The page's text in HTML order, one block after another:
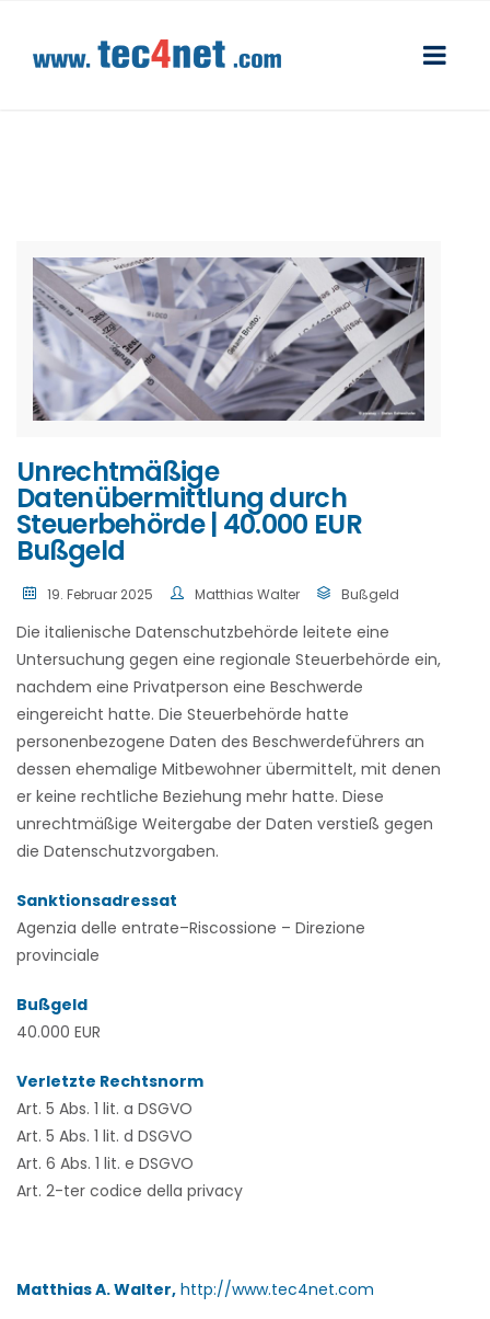
Unrechtmäßige
Datenübermittlung durch
Steuerbehörde | 40.000 EUR
Bußgeld
19. Februar 2025 Matthias Walter Bußgeld
Die italienische Datenschutzbehörde leitete eine
Untersuchung gegen eine regionale Steuerbehörde ein,
nachdem eine Privatperson eine Beschwerde
eingereicht hatte. Die Steuerbehörde hatte
personenbezogene Daten des Beschwerdeführers an
dessen ehemalige Mitbewohner übermittelt, mit denen
er keine rechtliche Beziehung mehr hatte. Diese
unrechtmäßige Weitergabe der Daten verstieß gegen
die Datenschutzvorgaben.
Sanktionsadressat
Agenzia delle entrate–Riscossione – Direzione
provinciale
Bußgeld
40.000 EUR
Verletzte Rechtsnorm
Art. 5 Abs. 1 lit. a DSGVO
Art. 5 Abs. 1 lit. d DSGVO
Art. 6 Abs. 1 lit. e DSGVO
Art. 2-ter codice della privacy
Matthias A. Walter, http://www.tec4net.com